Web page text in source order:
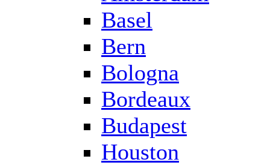
Basel
Bern
Bologna
Bordeaux
Budapest
Houston